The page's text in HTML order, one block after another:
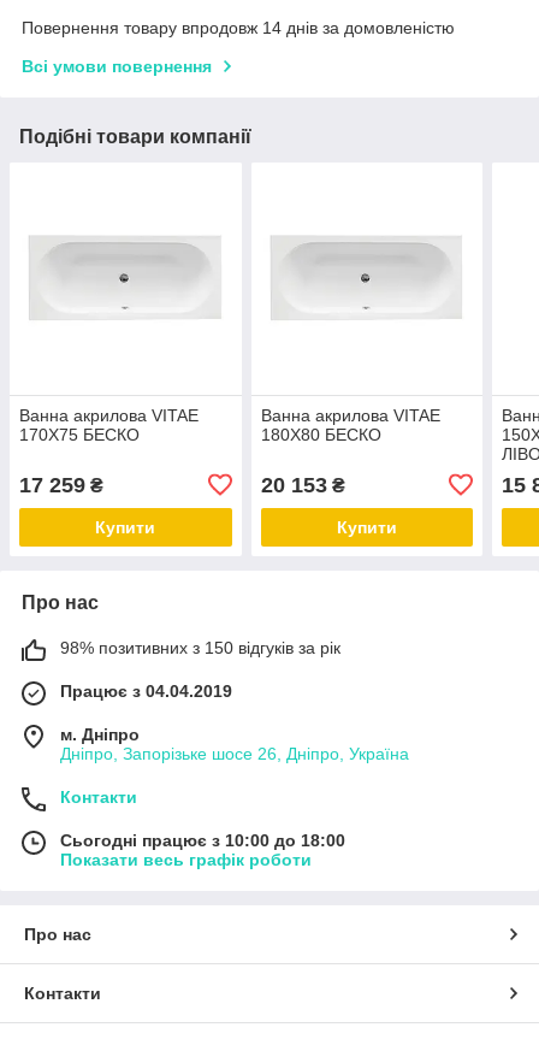
Повернення товару впродовж 14 днів за домовленістю
Всі умови повернення
Подібні товари компанії
Ванна акрилова VITAE
170Х75 БЕСКО
17 259 ₴
Купити
Ванна акрилова VITAE
180Х80 БЕСКО
20 153₴
Купити
15
Про нас
98% позитивних з 150 відгуків за рік
Працює з 04.04.2019
м. Дніпро
Дніпро, Запорізьке шосе 26, Дніпро, Україна
Контакти
Сьогодні працює з 10:00 до 18:00
Показати весь графік роботи
Про нас
Контакти